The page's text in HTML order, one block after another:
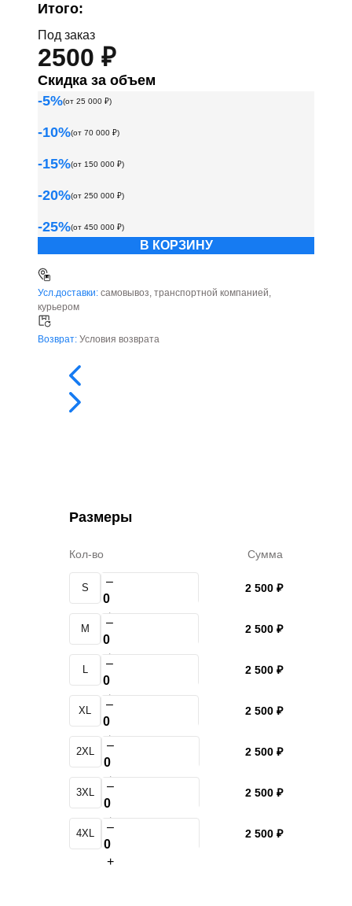
Размеры
Кол-во Сумма
S –
+
2 500 ₽
M –
+
2 500 ₽
L –
+
2 500 ₽
XL –
+
2 500 ₽
2XL –
+
2 500 ₽
3XL –
+
2 500 ₽
4XL –
+
2 500 ₽
Итого:
Под заказ
2500 ₽
Скидка за объем
-5%(от 25 000 ₽)
-10%(от 70 000 ₽)
-15%(от 150 000 ₽)
-20%(от 250 000 ₽)
-25%(от 450 000 ₽)
В КОРЗИНУ
Усл.доставки: самовывоз, транспортной компанией,
курьером
Возврат: Условия возврата